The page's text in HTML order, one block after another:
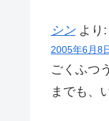
シン より:
2005年6月8
ごくふつ
までも、